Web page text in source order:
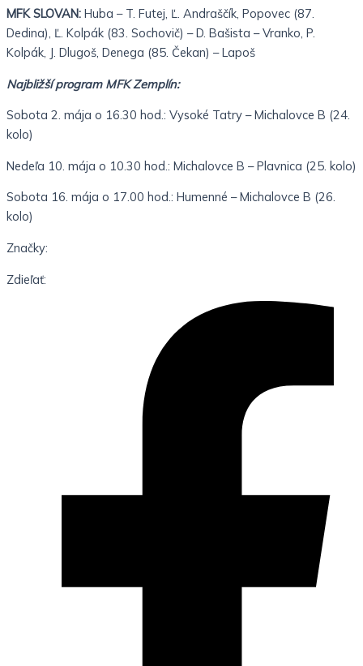
MFK SLOVAN: Huba – T. Futej, Ľ. Andraščík, Popovec (87.
Dedina), Ľ. Kolpák (83. Sochovič) – D. Bašista – Vranko, P.
Kolpák, J. Dlugoš, Denega (85. Čekan) – Lapoš
Najbližší program MFK Zemplín:
Sobota 2. mája o 16.30 hod.: Vysoké Tatry – Michalovce B (24.
kolo)
Nedeľa 10. mája o 10.30 hod.: Michalovce B – Plavnica (25. kolo)
Sobota 16. mája o 17.00 hod.: Humenné – Michalovce B (26.
kolo)
Značky:
Zdieľať: